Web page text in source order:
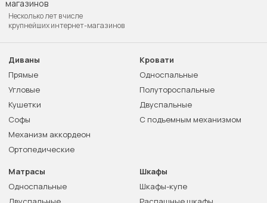
Несколько лет в числе
крупнейших интернет-магазинов
Диваны
Прямые
Угловые
Кушетки
Софы
Механизм аккордеон
Ортопедические
Кровати
Односпальные
Полутороспальные
Двуспальные
С подъемным механизмом
Матрасы
Односпальные
Шкафы
Шкафы-купе